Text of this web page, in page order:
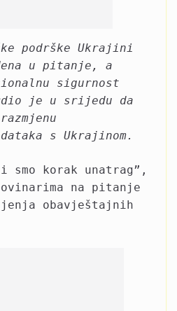
podrške Ukrajini
u pitanje, a
sigurnost
je u srijedu da
s Ukrajinom.
smo korak unatrag”,
na pitanje
obavještajnih